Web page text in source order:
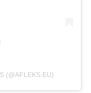
(@AFLEKS.EU)